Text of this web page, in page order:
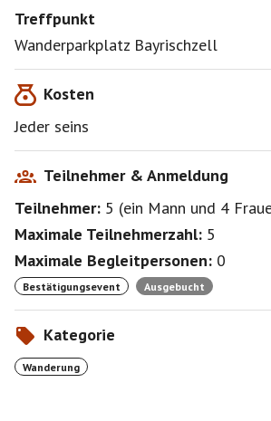
Treffpunkt
Wanderparkplatz Bayrischzell
Kosten
Jeder seins
Teilnehmer & Anmeldung
Teilnehmer: 5 (ein Mann und 4
Maximale Teilnehmerzahl: 5
Maximale Begleitpersonen: 0
Bestätigungsevent Ausgebucht
Kategorie
Wanderung